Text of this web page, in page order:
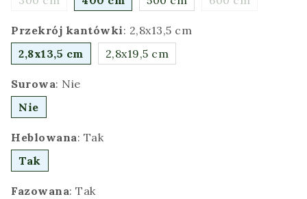
Przekrój kantówki: 2,8x13,5 cm
2,8x13,5 cm
2,8x19,5 cm
Surowa: Nie
Nie
Heblowana: Tak
Tak
Fazowana: Tak